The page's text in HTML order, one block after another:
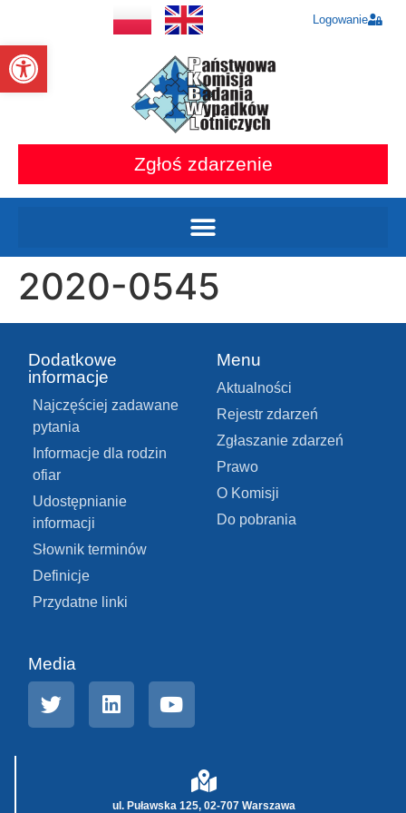
Otwórz pasek narzędzi
Logowanie
Zgłoś zdarzenie
2020-0545
Dodatkowe
informacje
Najczęściej zadawane
pytania
Informacje dla rodzin
ofiar
Udostępnianie
informacji
Słownik terminów
Definicje
Przydatne linki
Menu
Aktualności
Rejestr zdarzeń
Zgłaszanie zdarzeń
Prawo
O Komisji
Do pobrania
Media
ul. Puławska 125, 02-707 Warszawa